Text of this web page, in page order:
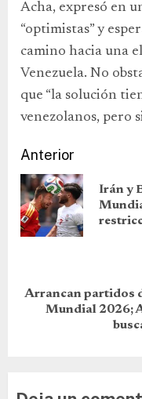
Acha, expresó en
“optimistas” y
camino hacia una
Venezuela. No
que “la solución
venezolanos, pero
Anterior
Irán y
Arrancan partidos
Mundial 2026;